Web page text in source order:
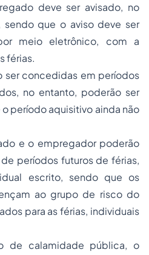
deve ser avisado, no
sendo que o aviso deve ser
meio eletrônico, com a
férias.
concedidas em períodos
no entanto, poderão ser
período aquisitivo ainda não
e o empregador poderão
períodos futuros de férias,
escrito, sendo que os
ao grupo de risco do
para as férias, individuais
calamidade pública, o